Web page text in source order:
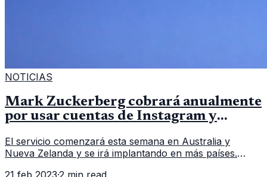
NOTICIAS
Mark Zuckerberg cobrará anualmente
por usar cuentas de Instagram y
El servicio comenzará esta semana en Australia y
Nueva Zelanda y se irá implantando en más países.
21 feb 2023·2 min read